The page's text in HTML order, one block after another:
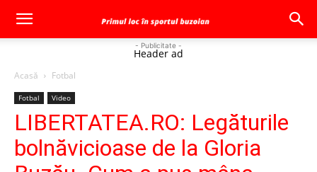
- Publicitate -
Header ad
Acasă Fotbal
Fotbal Video
LIBERTATEA.RO: Legăturile
bolnăvicioase de la Gloria